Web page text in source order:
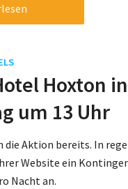
Hoxton
um 13 Uhr
die Aktion bereits. In
Website ein
Nacht an.